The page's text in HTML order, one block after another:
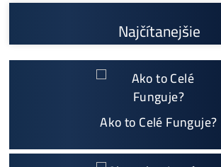
Najväčší 🇸🇰🇨🇿 SK-CZ
ov a predajca ASIC minerov -
@2015
GaranciaNAJNIŽŠEJ CENYv